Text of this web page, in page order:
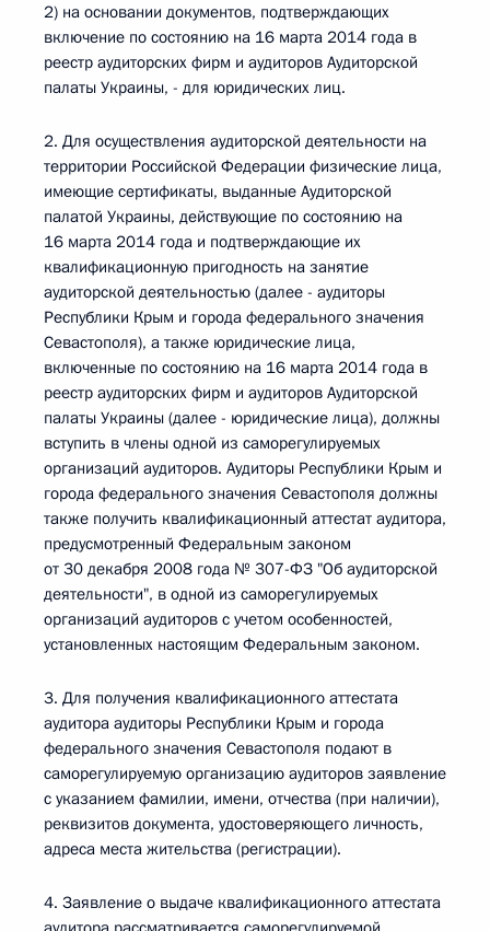
2) на основании документов, подтверждающих
включение по состоянию на 16 марта 2014 года в
реестр аудиторских фирм и аудиторов Аудиторской
палаты Украины, - для юридических лиц.
2. Для осуществления аудиторской деятельности на
территории Российской Федерации физические лица,
имеющие сертификаты, выданные Аудиторской
палатой Украины, действующие по состоянию на
16 марта 2014 года и подтверждающие их
квалификационную пригодность на занятие
аудиторской деятельностью (далее - аудиторы
Республики Крым и города федерального значения
Севастополя), а также юридические лица,
включенные по состоянию на 16 марта 2014 года в
реестр аудиторских фирм и аудиторов Аудиторской
палаты Украины (далее - юридические лица), должны
вступить в члены одной из саморегулируемых
организаций аудиторов. Аудиторы Республики Крым и
города федерального значения Севастополя должны
также получить квалификационный аттестат аудитора,
предусмотренный Федеральным законом
от 30 декабря 2008 года № 307-ФЗ "Об аудиторской
деятельности", в одной из саморегулируемых
организаций аудиторов с учетом особенностей,
установленных настоящим Федеральным законом.
3. Для получения квалификационного аттестата
аудитора аудиторы Республики Крым и города
федерального значения Севастополя подают в
саморегулируемую организацию аудиторов заявление
с указанием фамилии, имени, отчества (при наличии),
реквизитов документа, удостоверяющего личность,
адреса места жительства (регистрации).
4. Заявление о выдаче квалификационного аттестата